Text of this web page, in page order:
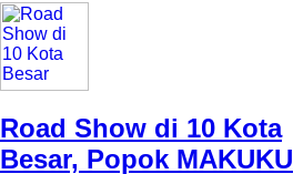
Road Show di 10 Kota
Besar, Popok MAKUKU